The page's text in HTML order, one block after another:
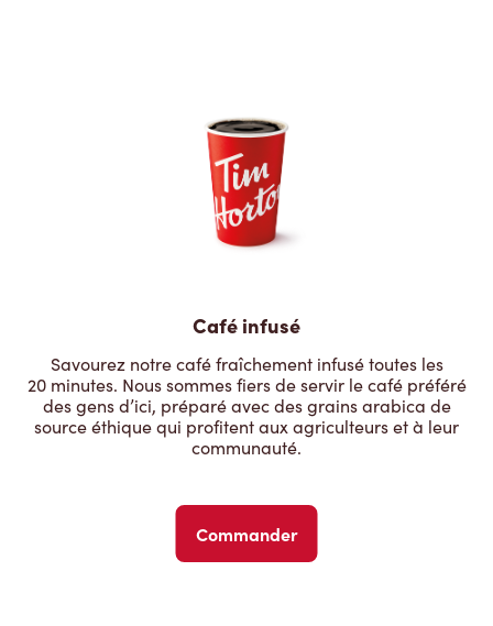
Café infusé
Savourez notre café fraîchement infusé toutes les
20 minutes. Nous sommes fiers de servir le café préféré
des gens d’ici, préparé avec des grains arabica de
source éthique qui profitent aux agriculteurs et à leur
communauté.
Commander